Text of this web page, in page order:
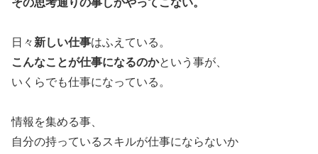
日々 新しい仕事はふえている。
こんなことが仕事になるのかという事が、
いくらでも仕事になっている。
情報を集める事、
自分の持っているスキルが仕事にならないか